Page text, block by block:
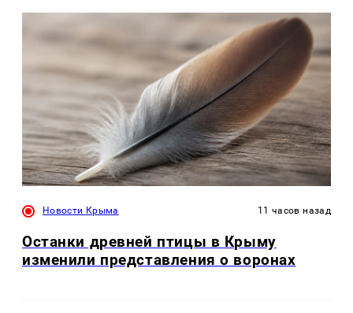
Новости Крыма 11 часов назад
Останки древней птицы в Крыму
изменили представления о воронах